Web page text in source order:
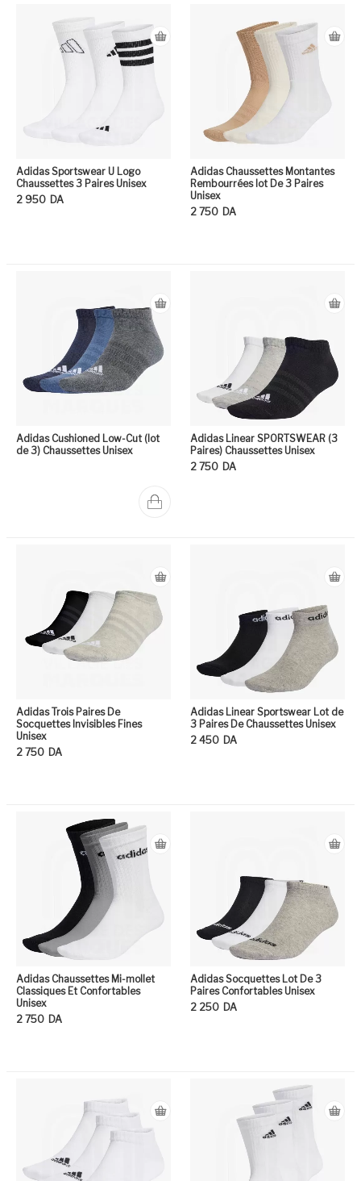
Adidas Sportswear U Logo
Chaussettes 3 Paires Unisex
2 950 DA
Adidas Chaussettes Montantes
Rembourrées lot De 3 Paires
Unisex
2 750 DA
Adidas Cushioned Low-Cut (lot
de 3) Chaussettes Unisex
Adidas Linear SPORTSWEAR (3
Paires) Chaussettes Unisex
2 750 DA
Adidas Trois Paires De
Socquettes Invisibles Fines
Unisex
2 750 DA
Adidas Linear Sportswear Lot de
3 Paires De Chaussettes Unisex
2 450 DA
Adidas Chaussettes Mi-mollet
Classiques Et Confortables
Unisex
2 750 DA
Adidas Socquettes Lot De 3
Paires Confortables Unisex
2 250 DA